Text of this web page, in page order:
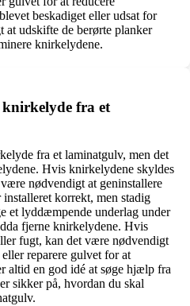
beskadiget eller udsat for
udskifte de berørte planker
knirkelydene.
fra et
fra et laminatgulv, men det
Hvis knirkelydene skyldes
nødvendigt at geninstallere
korrekt, men stadig
et lyddæmpende underlag under
fjerne knirkelydene. Hvis
fugt, kan det være nødvendigt
reparere gulvet for at
altid en god idé at søge hjælp fra
sikker på, hvordan du skal